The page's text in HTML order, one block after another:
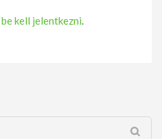
be kell jelentkezni.